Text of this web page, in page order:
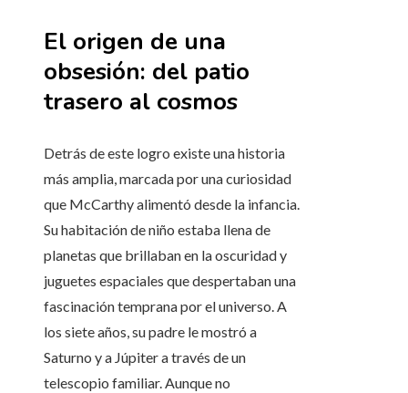
El origen de una
obsesión: del patio
trasero al cosmos
Detrás de este logro existe una historia
más amplia, marcada por una curiosidad
que McCarthy alimentó desde la infancia.
Su habitación de niño estaba llena de
planetas que brillaban en la oscuridad y
juguetes espaciales que despertaban una
fascinación temprana por el universo. A
los siete años, su padre le mostró a
Saturno y a Júpiter a través de un
telescopio familiar. Aunque no